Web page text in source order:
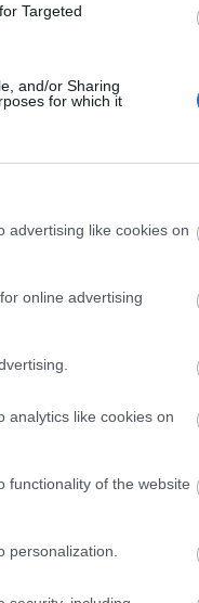
Targeted
and/or Sharing
for which it
advertising like cookies on
online advertising
analytics like cookies on
functionality of the website
personalization.
η αποχή αυξάνεται
γύρο, ενώ
απουσία εκλογικών
Φόβοι για
δεν λείπουν
καθώς
της κάλπης
τον αρχικό σταυρό.
μέτρα
Ο αρμόδιος
για νέο εκλογικό